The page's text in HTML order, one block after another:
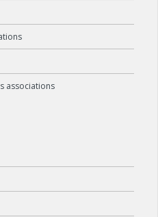
associations